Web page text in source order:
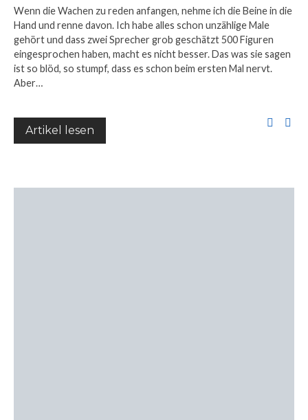
Wenn die Wachen zu reden anfangen, nehme ich die Beine in die
Hand und renne davon. Ich habe alles schon unzählige Male
gehört und dass zwei Sprecher grob geschätzt 500 Figuren
eingesprochen haben, macht es nicht besser. Das was sie sagen
ist so blöd, so stumpf, dass es schon beim ersten Mal nervt.
Aber…
Artikel lesen